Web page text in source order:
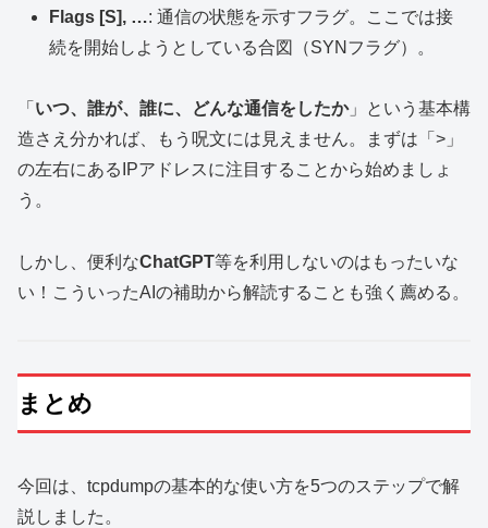
Flags [S], …: 通信の状態を示すフラグ。ここでは接
続を開始しようとしている合図（SYNフラグ）。
「 いつ、誰が、誰に、どんな通信をしたか」という基本構
造さえ分かれば、もう呪文には見えません。まずは「>」
の左右にあるIPアドレスに注目することから始めましょ
う。
しかし、便利なChatGPT等を利用しないのはもったいな
い！こういったAIの補助から解読することも強く薦める。
まとめ
今回は、tcpdumpの基本的な使い方を5つのステップで解
説しました。